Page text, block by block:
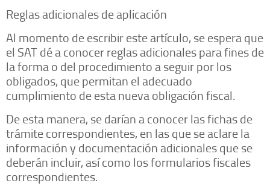
Reglas adicionales de aplicación
Al momento de escribir este artículo, se espera que
el SAT dé a conocer reglas adicionales para fines de
la forma o del procedimiento a seguir por los
obligados, que permitan el adecuado
cumplimiento de esta nueva obligación fiscal.
De esta manera, se darían a conocer las fichas de
trámite correspondientes, en las que se aclare la
información y documentación adicionales que se
deberán incluir, así como los formularios fiscales
correspondientes.